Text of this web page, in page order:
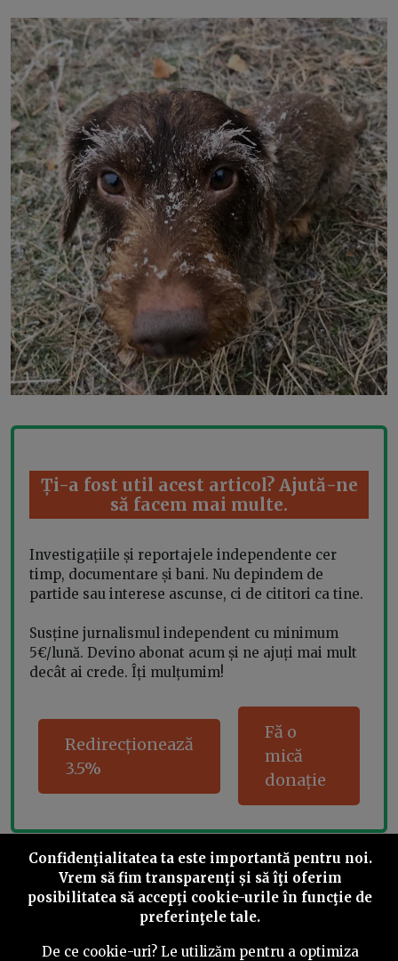
Ți-a fost util acest articol? Ajută-ne
să facem mai multe.
Investigațiile și reportajele independente cer
timp, documentare și bani. Nu depindem de
partide sau interese ascunse, ci de cititori ca tine.
Susține jurnalismul independent cu minimum
5€/lună. Devino abonat acum și ne ajuți mai mult
decât ai crede. Îți mulțumim!
Redirecționează
3.5%
Fă o
mică
donație
Share this
Confidenţialitatea ta este importantă pentru noi.
Vrem să fim transparenţi și să îţi oferim
posibilitatea să accepţi cookie-urile în funcţie de
preferinţele tale.
De ce cookie-uri? Le utilizăm pentru a optimiza